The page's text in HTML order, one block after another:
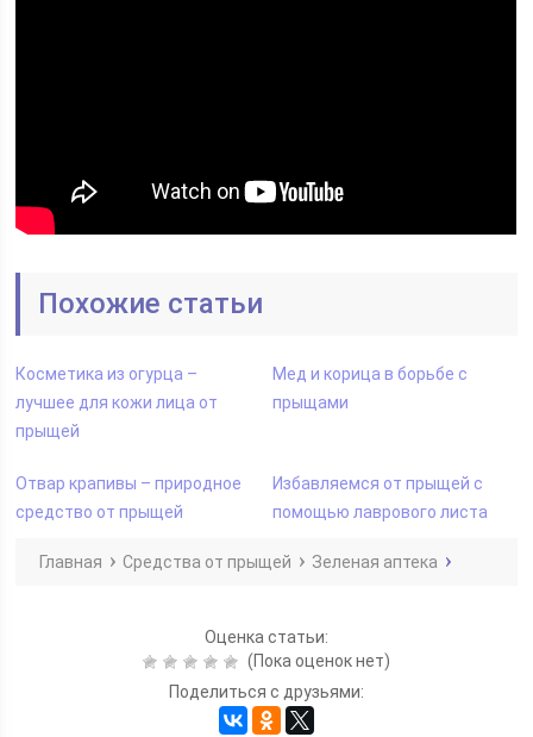
Похожие статьи
Косметика из огурца –
лучшее для кожи лица от
прыщей
Мед и корица в борьбе с
прыщами
Отвар крапивы – природное
средство от прыщей
Избавляемся от прыщей с
помощью лаврового листа
Главная Средства от прыщей Зеленая аптека
Оценка статьи:
(Пока оценок нет)
Поделиться с друзьями: